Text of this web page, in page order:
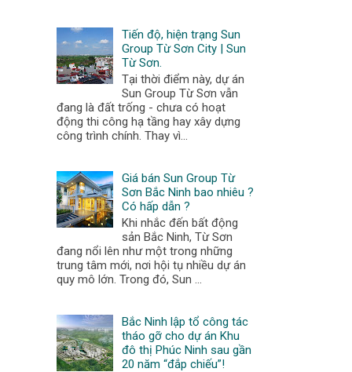
Tiến độ, hiện trạng Sun
Group Từ Sơn City | Sun
Từ Sơn.
Tại thời điểm này, dự án
Sun Group Từ Sơn vẫn
đang là đất trống - chưa có hoạt
động thi công hạ tầng hay xây dựng
công trình chính. Thay vì...
Giá bán Sun Group Từ
Sơn Bắc Ninh bao nhiêu ?
Có hấp dẫn ?
Khi nhắc đến bất động
sản Bắc Ninh, Từ Sơn
đang nổi lên như một trong những
trung tâm mới, nơi hội tụ nhiều dự án
quy mô lớn. Trong đó, Sun ...
Bắc Ninh lập tổ công tác
tháo gỡ cho dự án Khu
đô thị Phúc Ninh sau gần
20 năm “đắp chiếu”!